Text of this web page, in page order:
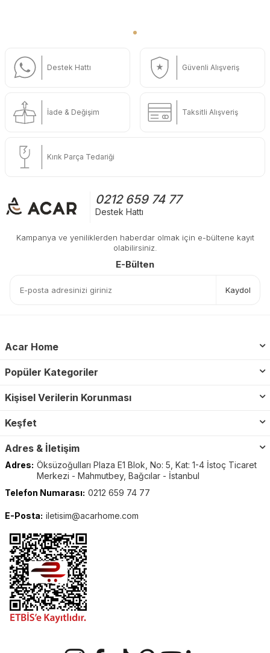
Destek Hattı Güvenli Alışveriş
İade & Değişim Taksitli Alışveriş
Kırık Parça Tedariği
0212 659 74 77
Destek Hattı
Kampanya ve yeniliklerden haberdar olmak için e-bültene kayıt
olabilirsiniz.
E-Bülten
Kaydol
Acar Home
Popüler Kategoriler
Kişisel Verilerin Korunması
Keşfet
Adres & İletişim
Adres: Öksüzoğulları Plaza E1 Blok, No: 5, Kat: 1-4 İstoç Ticaret
Merkezi - Mahmutbey, Bağcılar - İstanbul
Telefon Numarası: 0212 659 74 77
E-Posta: iletisim@acarhome.com